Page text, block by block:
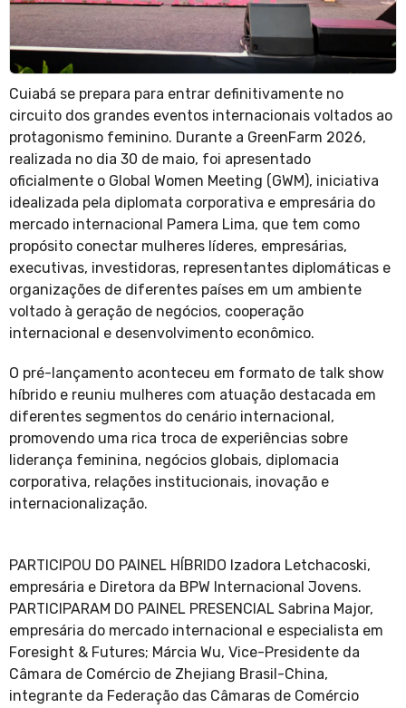
Cuiabá se prepara para entrar definitivamente no
circuito dos grandes eventos internacionais voltados ao
protagonismo feminino. Durante a GreenFarm 2026,
realizada no dia 30 de maio, foi apresentado
oficialmente o Global Women Meeting (GWM), iniciativa
idealizada pela diplomata corporativa e empresária do
mercado internacional Pamera Lima, que tem como
propósito conectar mulheres líderes, empresárias,
executivas, investidoras, representantes diplomáticas e
organizações de diferentes países em um ambiente
voltado à geração de negócios, cooperação
internacional e desenvolvimento econômico.
O pré-lançamento aconteceu em formato de talk show
híbrido e reuniu mulheres com atuação destacada em
diferentes segmentos do cenário internacional,
promovendo uma rica troca de experiências sobre
liderança feminina, negócios globais, diplomacia
corporativa, relações institucionais, inovação e
internacionalização.
PARTICIPOU DO PAINEL HÍBRIDO Izadora Letchacoski,
empresária e Diretora da BPW Internacional Jovens.
PARTICIPARAM DO PAINEL PRESENCIAL Sabrina Major,
empresária do mercado internacional e especialista em
Foresight & Futures; Márcia Wu, Vice-Presidente da
Câmara de Comércio de Zhejiang Brasil-China,
integrante da Federação das Câmaras de Comércio